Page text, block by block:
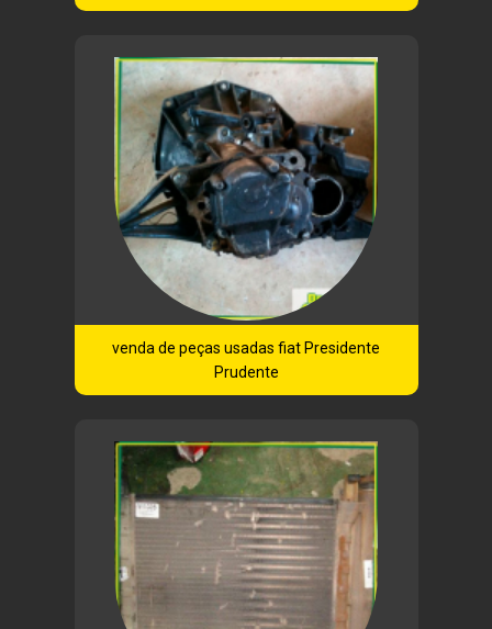
venda de peças usadas fiat Presidente
Prudente